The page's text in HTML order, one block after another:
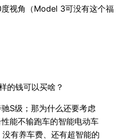
视角（Model 3可没有这个福
的钱可以买啥？
S级；那为什么还要考虑
能不输跑车的智能电动车
有养车费、还有超智能的